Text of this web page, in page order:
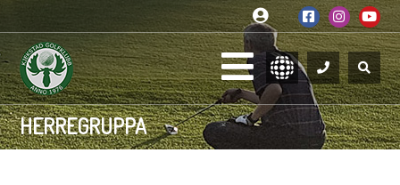
HERREGRUPPA